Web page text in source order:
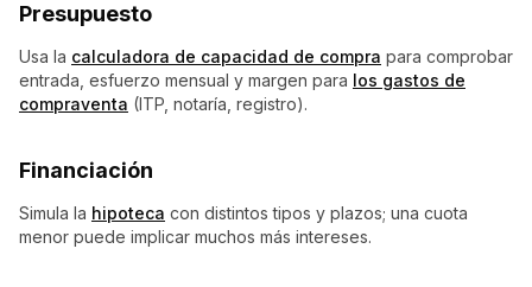
Presupuesto
Usa la calculadora de capacidad de compra para comprobar
entrada, esfuerzo mensual y margen para los gastos de
compraventa (ITP, notaría, registro).
Financiación
Simula la hipoteca con distintos tipos y plazos; una cuota
menor puede implicar muchos más intereses.